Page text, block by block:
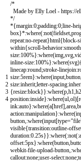
1
2
3
4
/*
Made by Elly Loel - https://
*/
*{margin:0;padding:0;line-
box}*:where(:not(fieldset,
repeat:no-repeat}html{block-
within{scroll-behavior:smooth
size:100%}:where(img,svg,
inline-size:100%}:where(svg)
linecap:round;stroke-linejoin:
size:5rem}:where(input,button
size:inherit;letter-spacing:
{resize:block}}:where(p,h1,h2
position:inside}:where(ul,ol)[
ink:auto}:where(a[href],area,
action:manipulation}:where(
button,:where(input[type=
visible{transition:outline-
duration:0.25s}}:where(:not(:
offset:5px}:where(button,
webkit-file-upload-button,:
callout:none;user-